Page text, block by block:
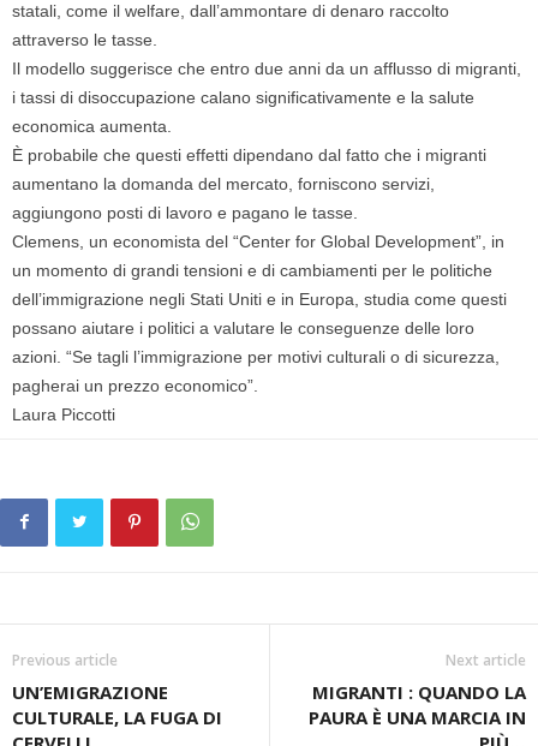
statali, come il welfare, dall’ammontare di denaro raccolto
attraverso le tasse.
Il modello suggerisce che entro due anni da un afflusso di migranti,
i tassi di disoccupazione calano significativamente e la salute
economica aumenta.
È probabile che questi effetti dipendano dal fatto che i migranti
aumentano la domanda del mercato, forniscono servizi,
aggiungono posti di lavoro e pagano le tasse.
Clemens, un economista del “Center for Global Development”, in
un momento di grandi tensioni e di cambiamenti per le politiche
dell’immigrazione negli Stati Uniti e in Europa, studia come questi
possano aiutare i politici a valutare le conseguenze delle loro
azioni. “Se tagli l’immigrazione per motivi culturali o di sicurezza,
pagherai un prezzo economico”.
Laura Piccotti
Previous article
UN’EMIGRAZIONE
CULTURALE, LA FUGA DI
Next article
MIGRANTI : QUANDO LA
PAURA È UNA MARCIA IN